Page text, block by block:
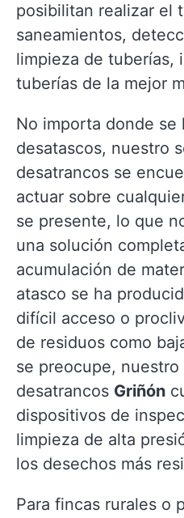
posibilitan realizar el
saneamientos,
limpieza de tuberías,
tuberías de la mejor
No importa donde se
desatascos, nuestro
desatrancos se
actuar sobre
se presente, lo que
una solución
acumulación de
atasco se ha
difícil acceso o
de residuos como
se preocupe,
desatrancos Griñón
dispositivos de
limpieza de alta
los desechos más
Para fincas rurales o